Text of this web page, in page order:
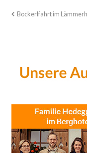
Bockerlfahrt im